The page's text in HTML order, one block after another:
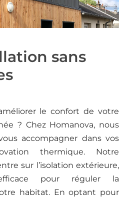
sans
le confort de votre
? Chez Homanova, nous
accompagner dans vos
thermique. Notre
sur l’isolation extérieure,
pour réguler la
habitat. En optant pour